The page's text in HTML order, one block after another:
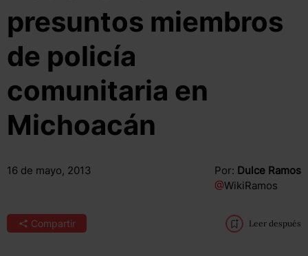
presuntos miembros
de policía
comunitaria en
Michoacán
16 de mayo, 2013 Por: Dulce Ramos
@WikiRamos
Compartir Leer después